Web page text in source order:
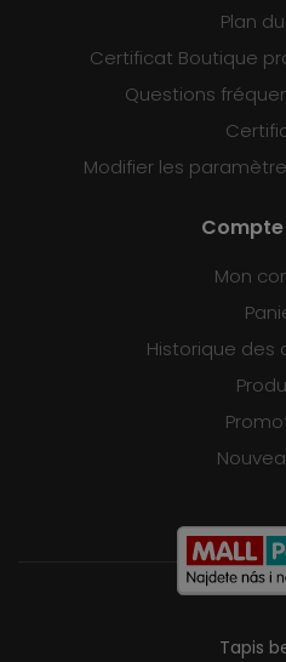
Plan
Certificat Boutique
Questions
Modifier les
Mon
Historique des
Tapis